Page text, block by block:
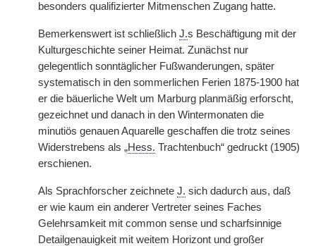
besonders qualifizierter Mitmenschen Zugang hatte.
Bemerkenswert ist schließlich J.s Beschäftigung mit der
Kulturgeschichte seiner Heimat. Zunächst nur
gelegentlich sonntäglicher Fußwanderungen, später
systematisch in den sommerlichen Ferien 1875-1900 hat
er die bäuerliche Welt um Marburg planmäßig erforscht,
gezeichnet und danach in den Wintermonaten die
minutiös genauen Aquarelle geschaffen die trotz seines
Widerstrebens als „Hess. Trachtenbuch“ gedruckt (1905)
erschienen.
Als Sprachforscher zeichnete J. sich dadurch aus, daß
er wie kaum ein anderer Vertreter seines Faches
Gelehrsamkeit mit common sense und scharfsinnige
Detailgenauigkeit mit weitem Horizont und großer